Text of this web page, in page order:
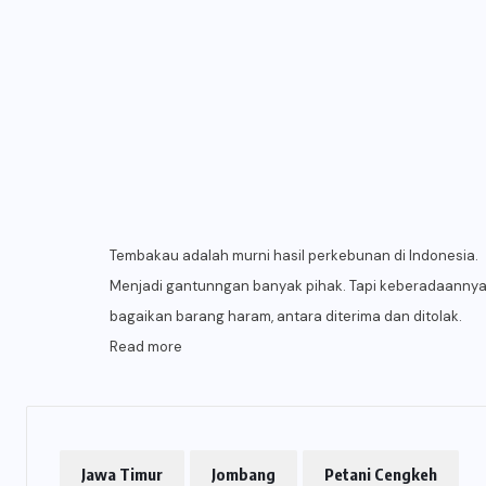
Tembakau adalah murni hasil perkebunan di Indonesia.
Menjadi gantunngan banyak pihak. Tapi keberadaannya
bagaikan barang haram, antara diterima dan ditolak.
Read more
Jawa Timur Jombang Petani Cengkeh